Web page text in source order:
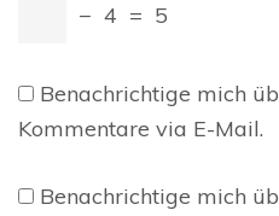
− 4 = 5
Benachrichtige mich
Kommentare via E-Mail.
Benachrichtige mich